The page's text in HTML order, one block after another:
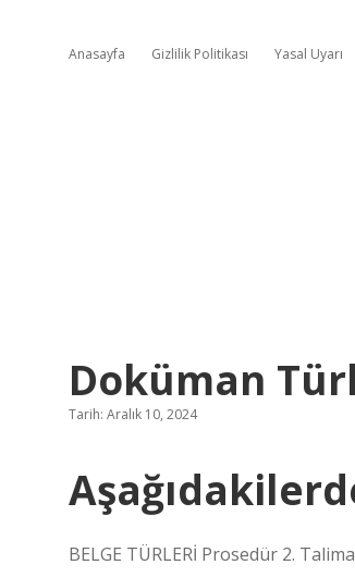
Anasayfa Gizlilik Politikası Yasal Uyarı
Doküman
Tarih: Aralık 10, 2024
BELGE TÜRLERİ Prosedür 2.